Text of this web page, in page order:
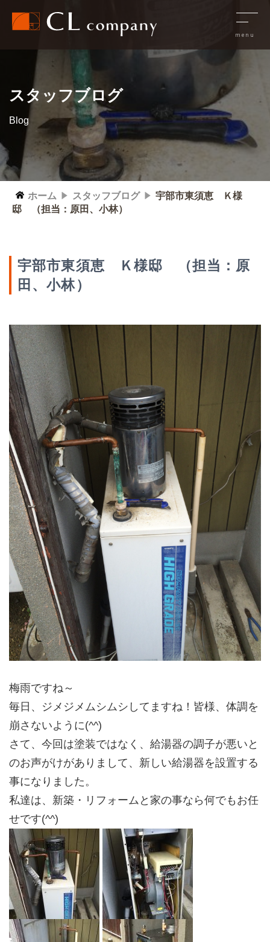
スタッフブログ
Blog
ホーム スタッフブログ
宇部市東須恵 Ｋ様
邸 （担当：原田、小林）
宇部市東須恵 Ｋ様邸 （担当：原
田、小林）
梅雨ですね～
毎日、ジメジメムシムシしてますね！皆様、体調を
崩さないように(^^)
さて、今回は塗装ではなく、給湯器の調子が悪いと
のお声がけがありまして、新しい給湯器を設置する
事になりました。
私達は、新築・リフォームと家の事なら何でもお任
せです(^^)